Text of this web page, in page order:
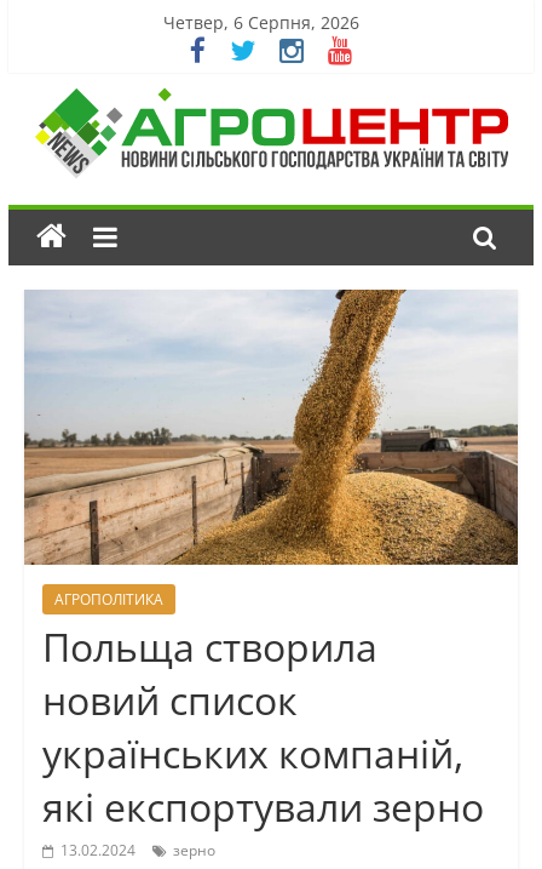
Четвер, 6 Серпня, 2026
АГРОПОЛІТИКА
Польща створила
новий список
українських компаній,
які експортували зерно
13.02.2024 зерно